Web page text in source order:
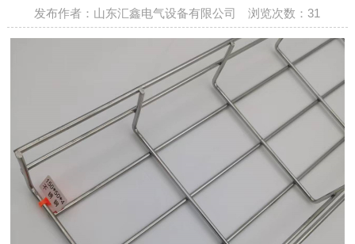
发布作者：山东汇鑫电气设备有限公司 浏览次数：31